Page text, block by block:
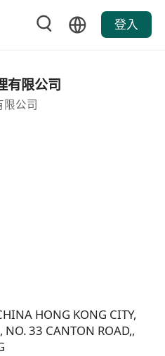
登入
有限公司
限公司
HONG KONG CITY,
NO. 33 CANTON ROAD,,